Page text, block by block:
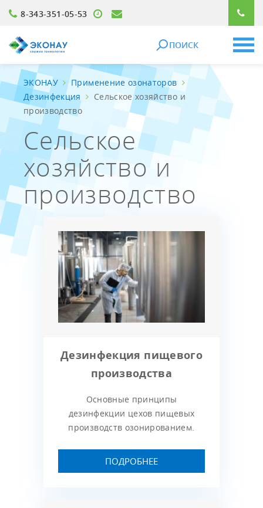
8-343-351-05-53
ПОИСК
ЭКОНАУ
Применение озонаторов
Дезинфекция
Сельское хозяйство и
производство
Сельское
хозяйство и
производство
Дезинфекция пищевого
производства
Основные принципы
дезинфекции цехов пищевых
производств озонированием.
ПОДРОБНЕЕ